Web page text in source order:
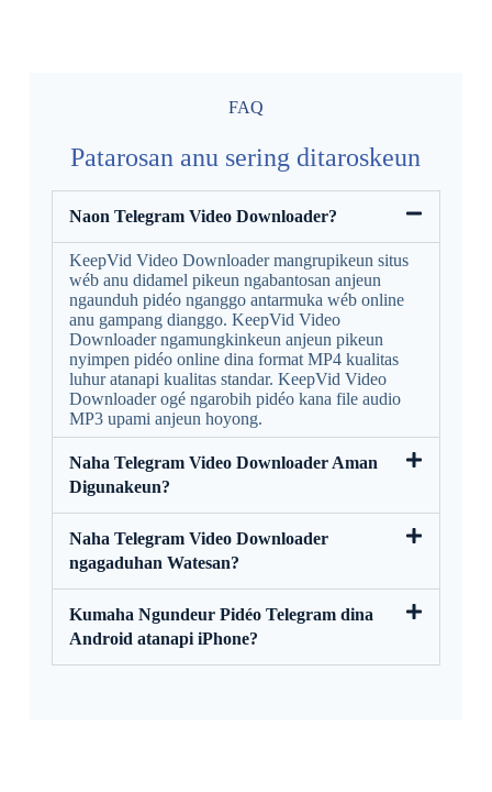
FAQ
Patarosan anu sering ditaroskeun
Naon Telegram Video Downloader?
KeepVid Video Downloader mangrupikeun situs
wéb anu didamel pikeun ngabantosan anjeun
ngaunduh pidéo nganggo antarmuka wéb online
anu gampang dianggo. KeepVid Video
Downloader ngamungkinkeun anjeun pikeun
nyimpen pidéo online dina format MP4 kualitas
luhur atanapi kualitas standar. KeepVid Video
Downloader ogé ngarobih pidéo kana file audio
MP3 upami anjeun hoyong.
Naha Telegram Video Downloader Aman
Digunakeun?
Naha Telegram Video Downloader
ngagaduhan Watesan?
Kumaha Ngundeur Pidéo Telegram dina
Android atanapi iPhone?